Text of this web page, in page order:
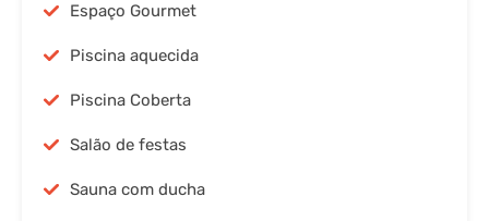
Espaço Gourmet
Piscina aquecida
Piscina Coberta
Salão de festas
Sauna com ducha